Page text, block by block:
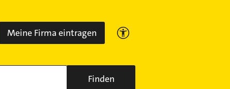
Meine Firma eintragen
Finden